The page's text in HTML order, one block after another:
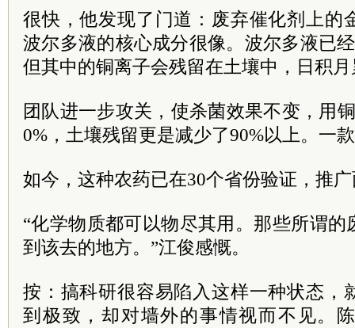
很快，他发现了门道：废弃催化剂上的
波尔多液的核心成分很像。波尔多液已
但其中的铜离子会残留在土壤中，日积
团队进一步攻关，使杀菌效果不变，用
0%，土壤残留更是减少了90%以上。一
如今，这种农药已在30个省份验证，推
“化学物质都可以物尽其用。那些所谓
到该去的地方。”江俊感慨。
按：搞科研很容易陷入这样一种状态，
到极致，却对墙外的事情视而不见。